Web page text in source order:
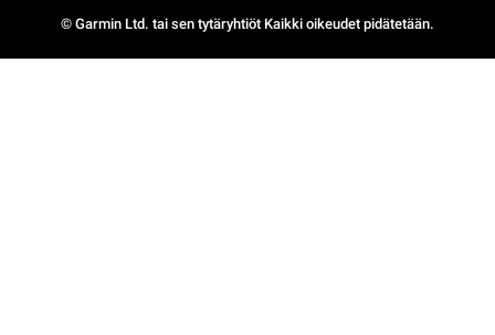
© Garmin Ltd. tai sen tytäryhtiöt Kaikki oikeudet pidätetään.